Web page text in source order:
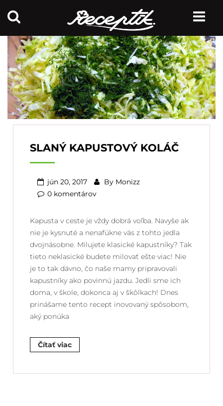
SLANÝ KAPUSTOVÝ KOLÁČ
jún 20, 2017 By Monizz
0 komentárov
Kapusta v ceste je vždy dobrá voľba. Navyše ak
nie je kysnuté a nenafúkne vás z tohto jedla
dvojnásobne. Milujete klasické kapustníky? Tak
tieto neklasické budete milovať ešte viac! Nie
je to tak dávno, čo naše mamy pripravovali
kapustníky ako povinnú jazdu. Jedli sme ich
doma, v škole, dokonca aj v škôlkach! Dnes
prinášame tento recept inovovaný spôsobom,
aký ponúka
Čítať viac